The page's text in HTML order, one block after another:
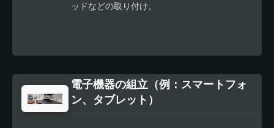
ッドなどの取り付け。
電子機器の組立（例：スマートフォ
ン、タブレット）